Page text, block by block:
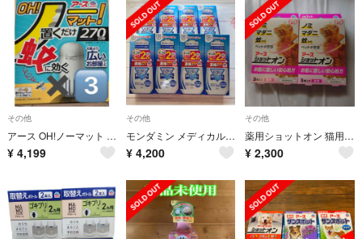
その他
アース OH!ノーマット 270日用セット
¥ 4,199
その他
モンダミン メディカル 濃縮タイプ6本 220ml
¥ 4,200
その他
薬用ショットオン 猫用3本入り2箱
¥ 2,300